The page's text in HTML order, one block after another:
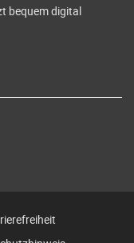
bequem digital